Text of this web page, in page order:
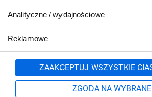
Analityczne / wydajnościowe
Reklamowe
ZAAKCEPTUJ WSZYSTKIE
ZGODA NA WYBRANE
801 500 700 lub
71 37
Formularz kontaktowy